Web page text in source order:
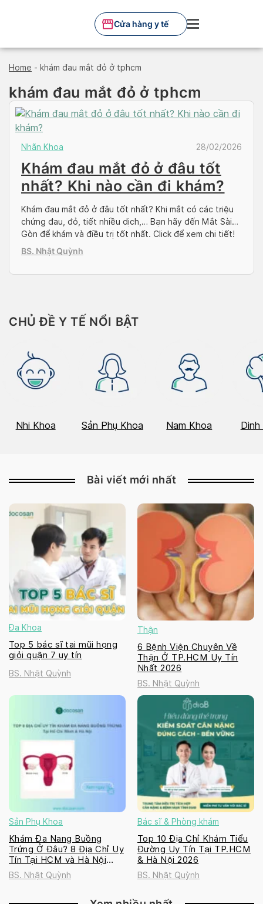
Cửa hàng y tế
Home - khám đau mắt đỏ ở tphcm
khám đau mắt đỏ ở tphcm
Nhãn Khoa 28/02/2026
Khám đau mắt đỏ ở đâu tốt
nhất? Khi nào cần đi khám?
Khám đau mắt đỏ ở đâu tốt nhất? Khi mắt có các triệu
chứng đau, đỏ, tiết nhiều dịch,… Bạn hãy đến Mắt Sài
Gòn để khám và điều trị tốt nhất. Click để xem chi tiết!
BS. Nhật Quỳnh
CHỦ ĐỀ Y TẾ NỔI BẬT
Nhi Khoa Sản Phụ Khoa Nam Khoa Dinh
Bài viết mới nhất
Đa Khoa
Top 5 bác sĩ tai mũi họng
giỏi quận 7 uy tín
BS. Nhật Quỳnh
Thận
6 Bệnh Viện Chuyên Về
Thận Ở TP.HCM Uy Tín
Nhất 2026
BS. Nhật Quỳnh
Sản Phụ Khoa
Khám Đa Nang Buồng
Trứng Ở Đâu? 8 Địa Chỉ Uy
Tín Tại HCM và Hà Nội
2026
BS. Nhật Quỳnh
Bác sĩ & Phòng khám
Top 10 Địa Chỉ Khám Tiểu
Đường Uy Tín Tại TP.HCM
& Hà Nội 2026
BS. Nhật Quỳnh